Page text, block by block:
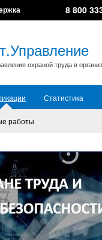
8 800
охраной труда в
Статистика
работы